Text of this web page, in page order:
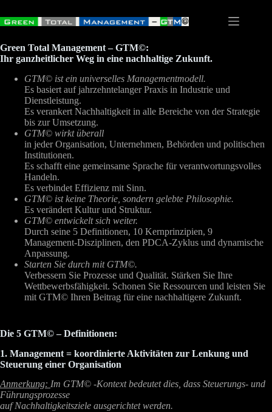
Inhalt
springen
Green Total Management – GTM©:
Ihr ganzheitlicher Weg in eine nachhaltige Zukunft.
GTM© ist ein universelles Managementmodell.
Es basiert auf jahrzehntelanger Praxis in Industrie und
Dienstleistung.
Es verankert Nachhaltigkeit in alle Bereiche von der Strategie
bis zur Umsetzung.
GTM© wirkt überall
in jeder Organisation, Unternehmen, Behörden und politischen
Institutionen.
Es schafft eine gemeinsame Sprache für verantwortungsvolles
Handeln.
Es verbindet Effizienz mit Sinn.
GTM© ist keine Theorie, sondern gelebte Philosophie.
Es verändert Kultur und Struktur.
GTM© entwickelt sich weiter.
Durch seine 5 Definitionen, 10 Kernprinzipien, 9
Management‑Disziplinen, den PDCA‑Zyklus und dynamische
Anpassung.
Starten Sie durch mit GTM©.
Verbessern Sie Prozesse und Qualität. Stärken Sie Ihre
Wettbewerbsfähigkeit. Schonen Sie Ressourcen und leisten Sie
mit GTM© Ihren Beitrag für eine nachhaltigere Zukunft.
Die 5 GTM© – Definitionen:
1. Management = koordinierte Aktivitäten zur Lenkung und
Steuerung einer Organisation
Anmerkung: Im GTM© -Kontext bedeutet dies, dass Steuerungs- und
Führungsprozesse
auf Nachhaltigkeitsziele ausgerichtet werden.